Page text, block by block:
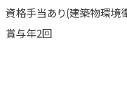
資格手当あり(建築物環境
賞与年2回